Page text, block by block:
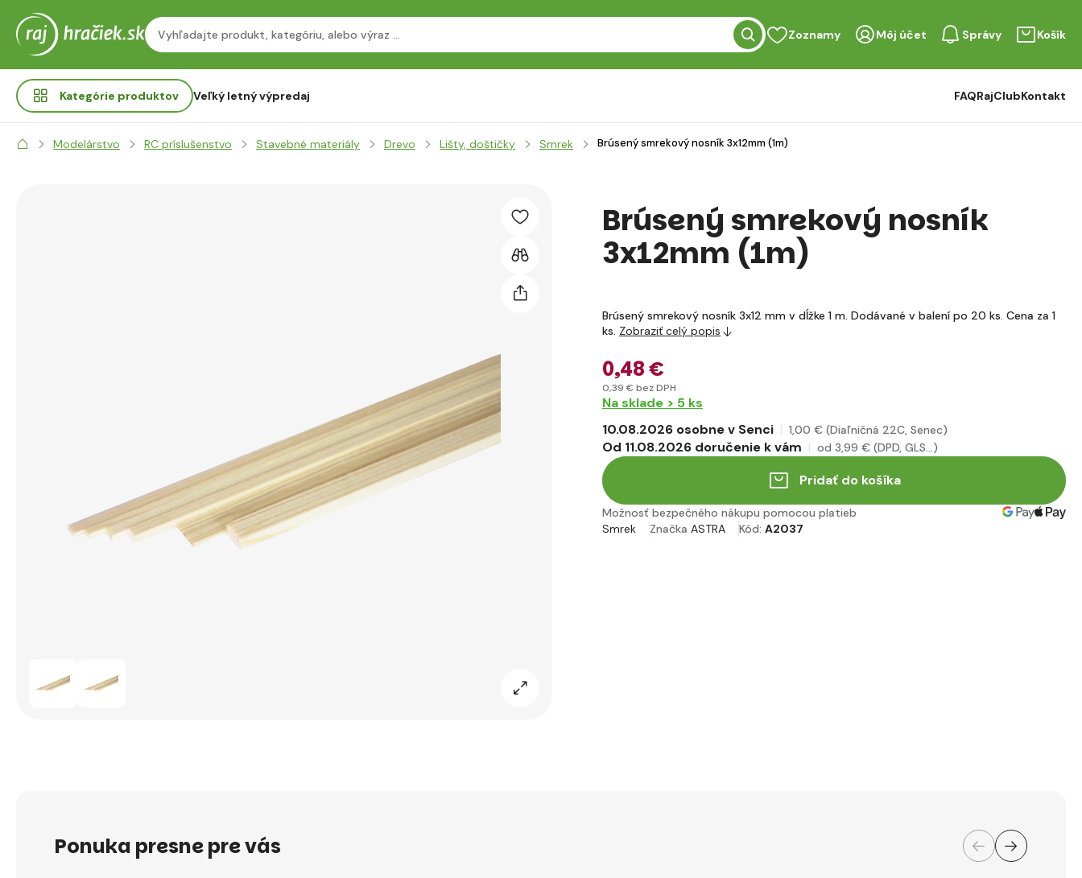
Zoznamy Môj účet Správy Košík
Kategórie produktov Veľký letný výpredaj FAQRajClubKontakt
Modelárstvo RC príslušenstvo Stavebné materiály Drevo Lišty, doštičky Smrek Brúsený smrekový nosník 3x12mm (1m)
Brúsený smrekový nosník
3x12mm (1m)
Brúsený smrekový nosník 3x12 mm v dĺžke 1 m. Dodávané v balení po 20 ks. Cena za 1
ks. Zobraziť celý popis
0,48 €
0,39 € bez DPH
Na sklade > 5 ks
10.08.2026 osobne v Senci
1,00 € (Diaľničná 22C, Senec)
Od 11.08.2026 doručenie k vám od 3,99 € (DPD, GLS...)
Pridať do košíka
Možnosť bezpečného nákupu pomocou platieb
Smrek
Značka ASTRA Kód: A2037
Ponuka presne pre vás